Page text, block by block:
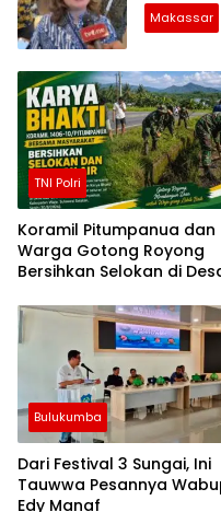
Makassar
TNI Polri
Koramil Pitumpanua dan
Warga Gotong Royong
Bersihkan Selokan di
Bulukumba
Dari Festival 3 Sungai, Ini
Tauwwa Pesannya
Edy Manaf